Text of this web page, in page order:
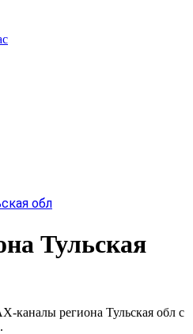
обл
Тульская
каналы региона Тульская обл с